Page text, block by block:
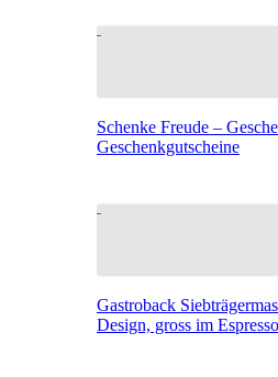
Schenke Freude –
Geschenkgutscheine
Gastroback
Design, gross im